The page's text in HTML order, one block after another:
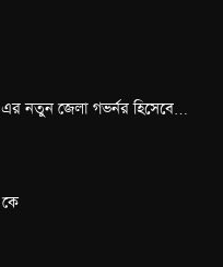
এর নতুন জেলা গভর্নর হিসেবে…
কে